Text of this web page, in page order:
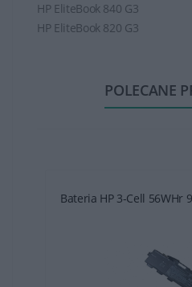
HP EliteBook 840 G3
HP EliteBook 820 G3
POLECANE
Bateria HP 3-Cell 56WHr